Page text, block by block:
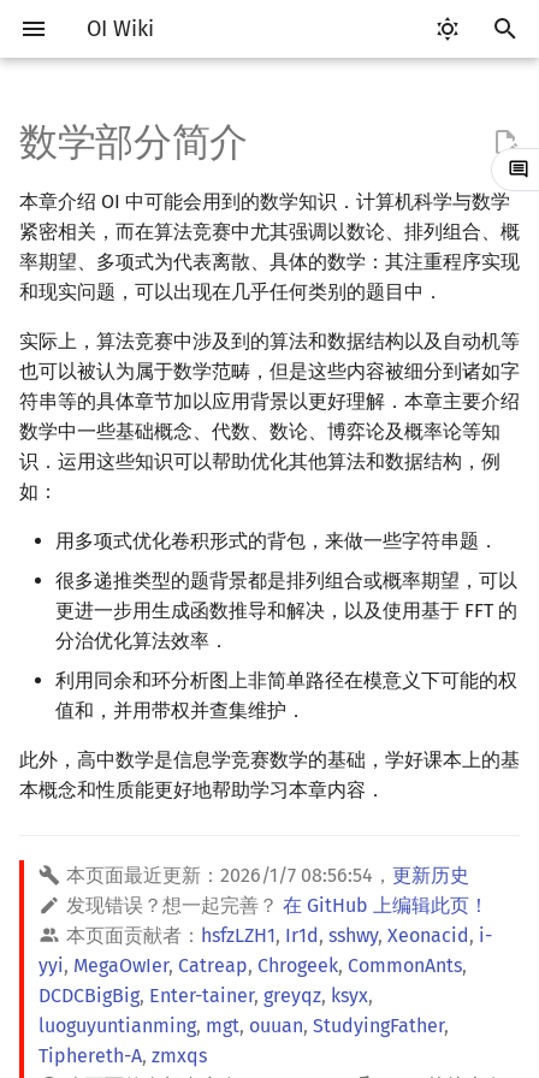
OI Wiki
入
以
开
始
搜
索
Getting Started
关于本项目
如何参与
OI Wiki 不是什么
格式手册
数学符号表
镜像站列表
致谢
比赛相关简介
赛事 ICPC/CCPC 赛事与赛制
题型
交互题
学习路线
学习资源
技巧
分段打表
常见错误
常见技巧
工具软件简介
代码编辑工具 Emacs
VS Code
Atom
Eclipse
Notepad++
Dev-C++
Geany
Xcode
Sublime Text
CP Editor
Code::Blocks
评测工具
Arbiter
Cena
CCR Plus
Lemon
命令行
命令行编译与调试
编译器
Special Judge
Testlib
通用
Generator
Validator
Interactor
Checker
Polygon
OJ 工具
Git
语言基础简介
C++ 基础 C++ 语法基础
变量
运算
流程控制语句
高级数据类型
文件操作
C++ 标准库
STL 容器
STL 算法
bitset
string
pair
C++ 进阶
命名空间
值类别
重载运算符
引用
常量
Lambda 表达式
编译优化
C++ 与其他常用语言的区别
Pascal 转 C++ 急救
Java 速成
Java 进阶
算法基础简介
复杂度 均摊复杂度
枚举
模拟
递归 & 分治
贪心
选择排序
冒泡排序
插入排序
计数排序
基数排序
归并排序
桶排序
希尔排序
Tim 排序
排序相关 STL
排序应用
前缀和 & 差分
二分
倍增
构造
搜索部分简介
DFS（搜索）
BFS（搜索）
双向搜索
启发式搜索
A*
IDA*
回溯法
Dancing Links
Alpha–Beta 剪枝
动态规划部分简介
动态规划基础
记忆化搜索
背包 DP
区间 DP
DAG 上的 DP
状压 DP
数位 DP
插头 DP
计数 DP
概率 DP
DP 套 DP
DP 优化
单调队列/单调栈优化
斜率优化
四边形不等式优化
Slope Trick 优化
WQS 二分
其它 DP 方法
字符串部分简介
字符串基础
标准库
字符串匹配
字符串哈希
字典树 (Trie)
Boyer–Moore 算法
Z 函数（扩展 KMP）
AC 自动机
后缀数组 (SA)
最优原地后缀排序算法
后缀平衡树
广义后缀自动机
后缀树
Manacher
数字系统简介
进位制
平衡三进制
格雷码
数论基础
模算术简介
素数
最大公约数
欧拉函数
筛法
裴蜀定理 & 一次不定方程
费马小定理 & 欧拉定理
模逆元
线性同余方程
升幂引理
阶乘取模
卢卡斯定理
同余方程
多项式与生成函数简介
代数基本定理
快速傅里叶变换
快速数论变换
快速沃尔什变换
Chirp Z 变换
多项式多点求值|快速插值
多项式初等函数
常系数齐次线性递推
多项式平移|连续点值平移
Lagrange 反演
形式幂级数复合|复合逆
普通生成函数
指数生成函数
排列组合
抽屉原理
容斥原理
斐波那契数列
错位排列
卡特兰数
贝尔数
伯努利数
Entringer Number
Eulerian Number
范德蒙德卷积
Pólya 计数
图论计数
线性代数简介
向量
内积和外积
矩阵
初等变换
行列式
线性基
线性映射
特征多项式
对角化
线性规划基础
单纯形法
基本概念
群论
环论
域论
Schreier–Sims 算法
基本概念
条件概率与独立性
随机变量
随机变量的数字特征
概率不等式
博弈论简介
公平组合游戏
零和游戏
非公平组合游戏
插值
数值积分
高斯消元
牛顿迭代法
数据结构部分简介
栈
队列
链表
哈希表
并查集
并查集复杂度
二叉堆
配对堆
左偏树
块状数据结构
块状数组
块状链表
树分块
Sqrt Tree
单调栈
单调队列
ST 表
线段树
线段树合并 & 分裂
李超线段树
猫树
区间最值操作 & 区间历史
值
划分树
二叉搜索树 & 平衡树
Treap
Splay 树
WBLT
替罪羊树
笛卡尔树
AVL 树
左偏红黑树
AA 树
跳表
可持久化数据结构简介
可持久化线段树
可持久化块状数组
可持久化平衡树
可持久化字典树
可持久化可并堆
平衡树套线段树
线段树套平衡树
树状数组套权值线段树
分块套树状数组
全局平衡二叉树
Euler Tour Tree
Top Tree
图论部分简介
图论相关概念
图的存储
DFS（图论）
BFS（图论）
树上问题
树的直径
树的中心
树的重心
最近公共祖先
树链剖分
虚树
动态树分治
AHU 算法
树上随机游走
拓扑排序
最短路问题
差分约束
k 短路
同余最短路
生成树问题
最小树形图
最小直径生成树
斯坦纳树
连通性相关
双连通分量
割点和桥
圆方树
点/边连通度
环计数问题
最小环
2-SAT
最大流
最小割
费用流
上下界网络流
Stoer–Wagner 算法
二分图最大匹配
二分图最大权匹配
一般图最大匹配
一般图最大权匹配
稳定匹配
计算几何部分简介
二维计算几何基础
三维计算几何基础
距离
Pick 定理
三角剖分
扫描线
旋转卡壳
半平面交
平面最近点对
反演变换
计算几何杂项
杂项简介
离散化
双指针
离线算法
CDQ 分治
整体二分
莫队算法
分数规划
随机化
随机化技巧
爬山算法
模拟退火
有限状态自动机
计算理论基础
字节顺序
约瑟夫问题
在一台机器上规划任务
主元素问题
Garsia–Wachs 算法
15-puzzle
RMQ
并查集应用
括号序列
线段树与离线询问
数学部分简介
本章介绍 OI 中可能会用到的数学知识．计算机科学与数学
紧密相关，而在算法竞赛中尤其强调以数论、排列组合、概
率期望、多项式为代表离散、具体的数学：其注重程序实现
和现实问题，可以出现在几乎任何类别的题目中．
实际上，算法竞赛中涉及到的算法和数据结构以及自动机等
也可以被认为属于数学范畴，但是这些内容被细分到诸如字
符串等的具体章节加以应用背景以更好理解．本章主要介绍
数学中一些基础概念、代数、数论、博弈论及概率论等知
识．运用这些知识可以帮助优化其他算法和数据结构，例
如：
用多项式优化卷积形式的背包，来做一些字符串题．
很多递推类型的题背景都是排列组合或概率期望，可以
更进一步用生成函数推导和解决，以及使用基于 FFT 的
分治优化算法效率．
利用同余和环分析图上非简单路径在模意义下可能的权
值和，并用带权并查集维护．
此外，高中数学是信息学竞赛数学的基础，学好课本上的基
本概念和性质能更好地帮助学习本章内容．
本页面最近更新： 2026/1/7 08:56:54 ， 更新历史
发现错误？想一起完善？ 在 GitHub 上编辑此页！
本页面贡献者： hsfzLZH1, Ir1d, sshwy, Xeonacid, i-
yyi, MegaOwIer, Catreap, Chrogeek, CommonAnts,
DCDCBigBig, Enter-tainer, greyqz, ksyx,
luoguyuntianming, mgt, ouuan, StudyingFather,
Tiphereth-A, zmxqs